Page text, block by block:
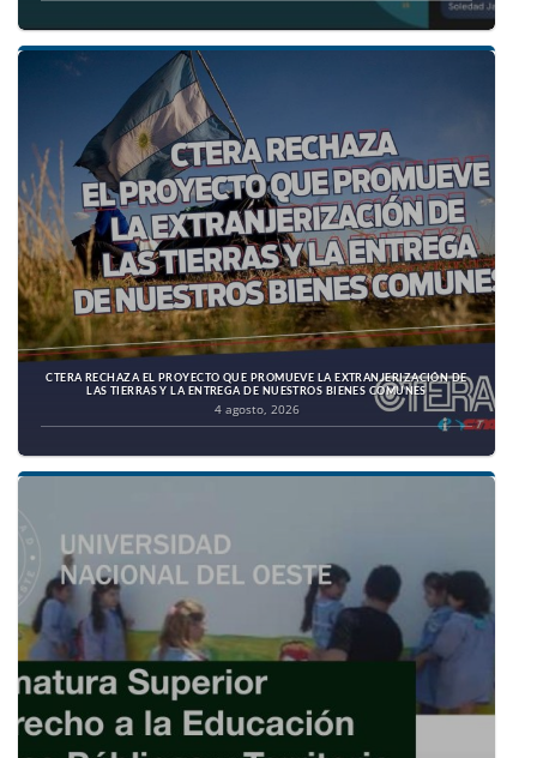
CTERA RECHAZA EL PROYECTO QUE PROMUEVE LA EXTRANJERIZACIÓN DE
LAS TIERRAS Y LA ENTREGA DE NUESTROS BIENES COMUNES
4 agosto, 2026